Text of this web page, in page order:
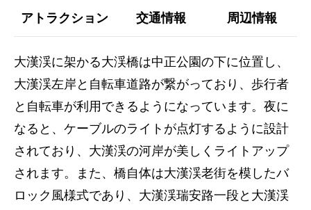
アトラクション 交通情報 周辺情報
大漢渓に架かる大渓橋は中正公園の下に位置し、
大漢渓左岸と自転車道路が繋がっており、歩行者
と自転車が利用できるようになっています。夜に
なると、ケーブルのライトが点灯するように設計
されており、大漢渓の河岸が美しくライトアップ
されます。また、橋自体は大漢渓老街を模したバ
ロック風様式であり、大漢渓瑞安路一段と大漢渓